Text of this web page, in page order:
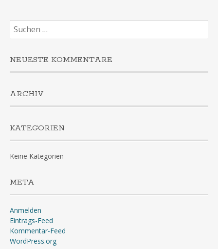
Suchen
nach:
NEUESTE KOMMENTARE
ARCHIV
KATEGORIEN
Keine Kategorien
META
Anmelden
Eintrags-Feed
Kommentar-Feed
WordPress.org